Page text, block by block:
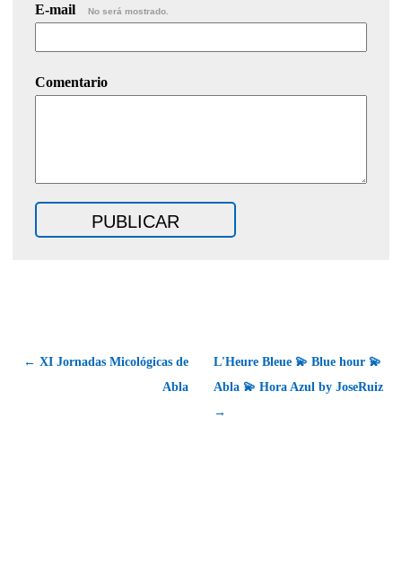
E-mail No será mostrado.
Comentario
← XI Jornadas Micológicas de
Abla
L'Heure Bleue 💫 Blue hour 💫
Abla 💫 Hora Azul by JoseRuiz
→